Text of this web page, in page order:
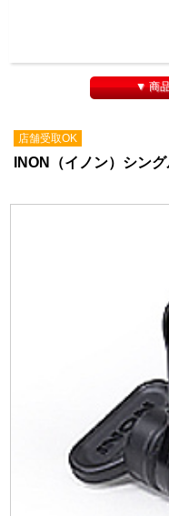
▼ 商
店舗受取OK
INON（イノン）シン